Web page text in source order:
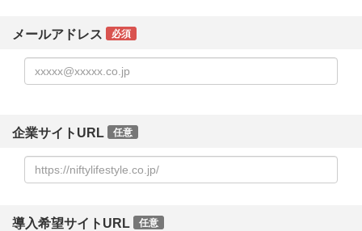
メールアドレス 必須
企業サイトURL 任意
導入希望サイトURL 任意